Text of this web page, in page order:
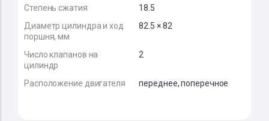
Степень сжатия
18.5
Диаметр цилиндра и ход
поршня, мм
82.5 × 82
Число клапанов на
цилиндр
2
Расположение двигателя переднее, поперечное